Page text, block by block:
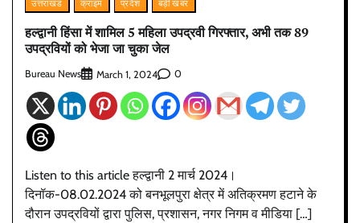
उत्तराखंड क्राइम प्रदेश बड़ी खबर
हल्द्वानी हिंसा में शामिल 5 महिला उपद्रवी गिरफ्तार, अभी तक 89
उपद्रवियों को भेजा जा चुका जेल
Bureau News March 1, 2024 0
Listen to this article हल्द्वानी 2 मार्च 2024।
दिनॉक-08.02.2024 को बनभूलपुरा क्षेत्र में अतिक्रमण हटाने के
दौरान उपद्रवियों द्वारा पुलिस, प्रशासन, नगर निगम व मीडिया […]